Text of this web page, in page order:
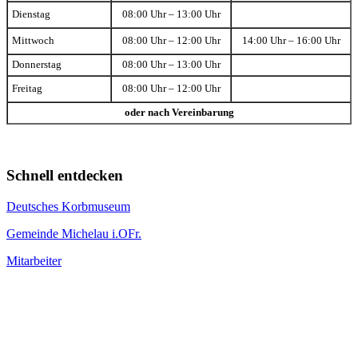
Dienstag 08:00 Uhr – 13:00 Uhr
Mittwoch 08:00 Uhr – 12:00 Uhr 14:00 Uhr – 16:00 Uhr
Donnerstag 08:00 Uhr – 13:00 Uhr
Freitag 08:00 Uhr – 12:00 Uhr
oder nach Vereinbarung
Schnell entdecken
Deutsches Korbmuseum
Gemeinde Michelau i.OFr.
Mitarbeiter